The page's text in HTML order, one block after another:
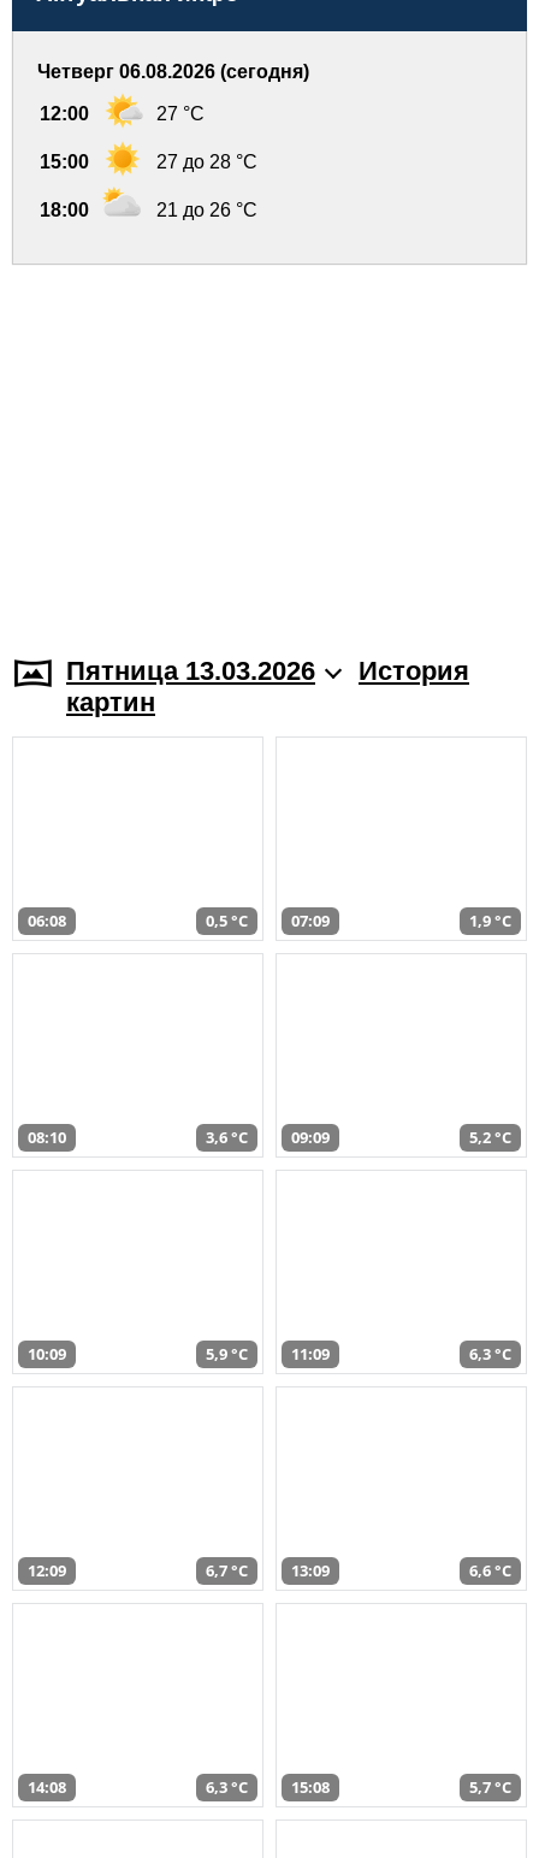
Четверг 06.08.2026 (сегодня)
12:00 27 °C
15:00 27 до 28 °C
18:00 21 до 26 °C
Пятница 13.03.2026
История
картин
06:08 0,5 °C 07:09 1,9 °C
08:10 3,6 °C 09:09 5,2 °C
10:09 5,9 °C 11:09 6,3 °C
12:09 6,7 °C 13:09 6,6 °C
14:08 6,3 °C 15:08 5,7 °C